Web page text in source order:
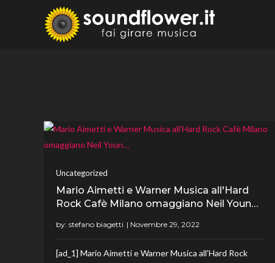
Uncategorized
Mario Aimetti e Warner Musica all'Hard
Rock Cafè Milano omaggiano Neil Youn…
by: stefano biagetti
[ad_1] Mario Aimetti e Warner Musica all'Hard Rock